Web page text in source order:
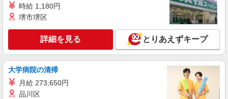
+゜・。○。・゜+゜ 入社祝い金10万円支給(規定
有) ゜・。○。・゜+゜・。○。・゜+゜
沖縄県那覇市の楽天モバイルショップ
キープ 詳細を見る
派遣社員
株式会社シエロ
時給1300円〜 ※残業代支給 ★交通費別途支給
時給 1,180円
堺市堺区
詳細を見る とりあえずキープ
大学病院の清掃
月給 273,650円
品川区